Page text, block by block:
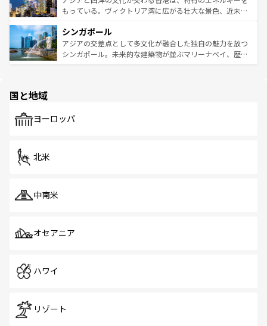
が旅行者を迎えてくれるので、きっと忘れられない旅にな
参照してほしい。
いビーチでリゾート気分を楽しむことができる。タイ料理
激する。気候は一年中温暖で、どの季節にも異なる楽しみ
が待っている。親しみやすいタイの人々、仏教を中心とし
た文化、そして多様な観光資源が、訪れる旅人を魅了し続
もっている。ヴィクトリア湾に広がる壮大な景色、近未来
み、どこを訪れても感動するはず。観光スポットが密集し
ており、効率よく見どころを回れるのも魅力。息をのむよ
うな絶景から文化的な体験まで、香港を存分に楽しみ尽く
シンガポール
アジアの交差点として多文化が融合した独自の魅力を放つ
シンガポール。未来的な建築物が並ぶマリーナベイ、歴史
で、ホーカーズは地元の風情を楽しめる外せないスポット
国と地域
ヨーロッパ
北米
中南米
オセアニア
ハワイ
リゾート